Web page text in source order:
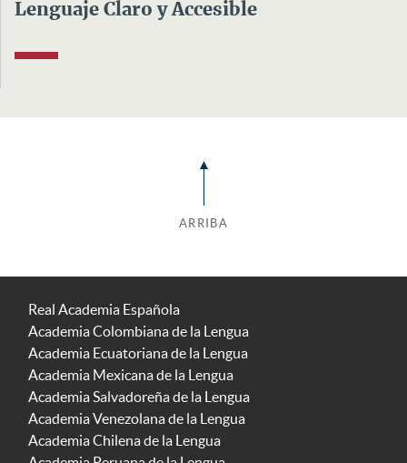
Lenguaje Claro y Accesible
ARRIBA
Real Academia Española
Academia Colombiana de la Lengua
Academia Ecuatoriana de la Lengua
Academia Mexicana de la Lengua
Academia Salvadoreña de la Lengua
Academia Venezolana de la Lengua
Academia Chilena de la Lengua